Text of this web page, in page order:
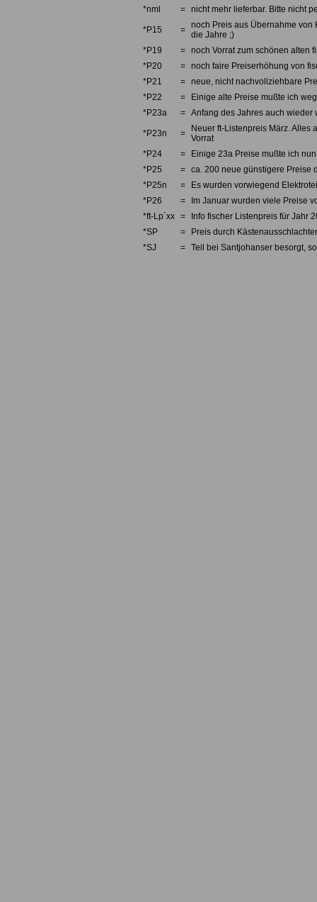
*nml
= nicht mehr lieferbar. Bitte nicht
*P15 = noch Preis aus Übernahme von
die Jahre ;)
*P19
= noch Vorrat zum schönen alten
*P20
= noch faire Preiserhöhung von
*P21
= neue, nicht nachvollziehbare
*P22
=
Einige alte Preise mußte ich
*P23a
= Anfang des Jahres auch
*P23n =
Neuer ft-Listenpreis März. Alles
Vorrat
*P24
=
Einige 23a Preise mußte ich
*P25
= ca. 200 neue günstigere Preise
*P25n
=
Es wurden vorwiegend
*P26
=
Im Januar wurden viele Preise
*ft-Lp´xx =
Info fischer Listenpreis für Jahr
*SP
=
Preis durch
*SJ
= Teil bei Santjohanser besorgt,